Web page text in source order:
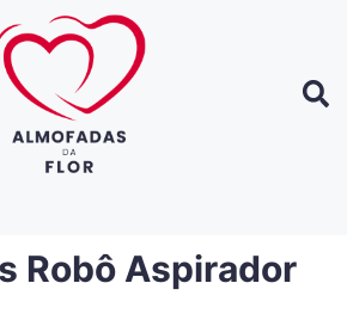
Robô Aspirador